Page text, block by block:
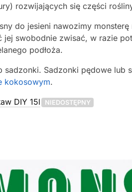
rozwijających się części
do jesieni nawozimy monsterę
swobodnie zwisać, w razie
podłoża.
sadzonki. Sadzonki pędowe
kokosowym.
DIY 15l NIEDOSTĘPNY